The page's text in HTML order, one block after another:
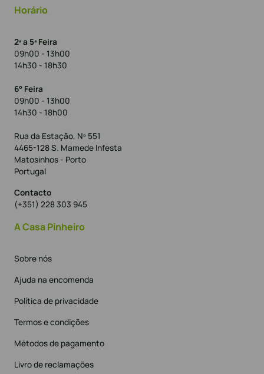
Horário
2ª a 5ª Feira
09h00 - 13h00
14h30 - 18h30
6° Feira
09h00 - 13h00
14h30 - 18h00
Rua da Estação, Nº 551
4465-128 S. Mamede Infesta
Matosinhos - Porto
Portugal
Contacto
(+351) 228 303 945
A Casa Pinheiro
Sobre nós
Ajuda na encomenda
Política de privacidade
Termos e condições
Métodos de pagamento
Livro de reclamações